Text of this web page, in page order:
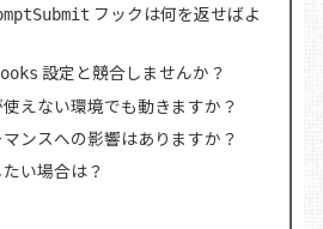
フックは何を返せばよ
設定と競合しませんか？
えない環境でも動きますか？
ンスへの影響はありますか？
い場合は？